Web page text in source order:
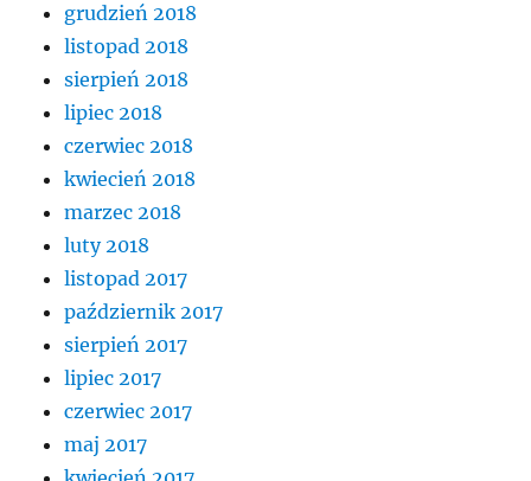
grudzień 2018
listopad 2018
sierpień 2018
lipiec 2018
czerwiec 2018
kwiecień 2018
marzec 2018
luty 2018
listopad 2017
październik 2017
sierpień 2017
lipiec 2017
czerwiec 2017
maj 2017